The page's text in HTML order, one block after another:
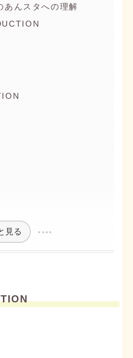
あんスタへの理解
見る